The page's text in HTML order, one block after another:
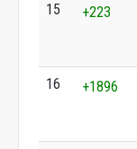
15 +223
16 +1896